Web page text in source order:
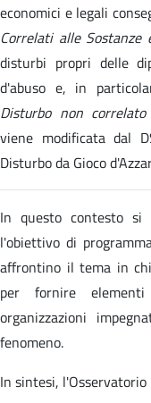
economici e legali
Correlati alle Sostanze
disturbi propri delle
d'abuso e, in
Disturbo non
viene modificata dal
Disturbo da Gioco
In questo contesto si
l'obiettivo di
affrontino il tema in
per fornire
organizzazioni
fenomeno.
In sintesi,